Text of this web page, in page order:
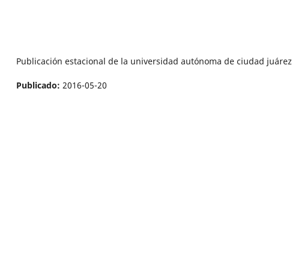
Publicación estacional de la universidad autónoma de ciudad juárez
Publicado: 2016-05-20